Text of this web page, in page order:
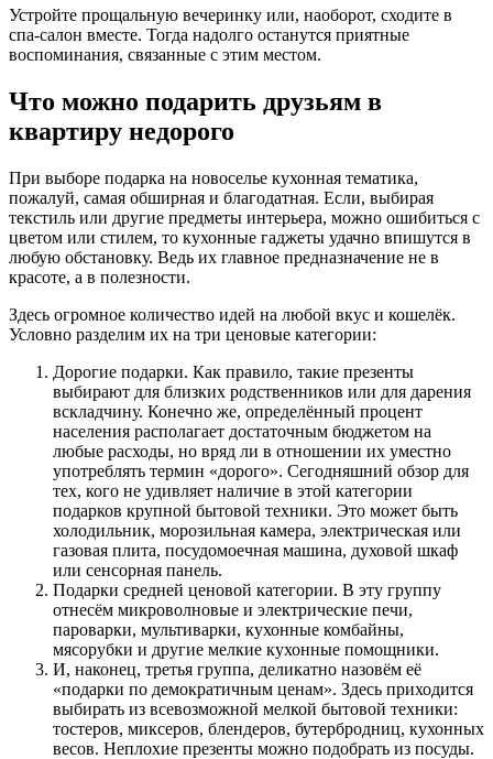
Устройте прощальную вечеринку или, наоборот, сходите в
спа-салон вместе. Тогда надолго останутся приятные
воспоминания, связанные с этим местом.
Что можно подарить друзьям в
квартиру недорого
При выборе подарка на новоселье кухонная тематика,
пожалуй, самая обширная и благодатная. Если, выбирая
текстиль или другие предметы интерьера, можно ошибиться с
цветом или стилем, то кухонные гаджеты удачно впишутся в
любую обстановку. Ведь их главное предназначение не в
красоте, а в полезности.
Здесь огромное количество идей на любой вкус и кошелёк.
Условно разделим их на три ценовые категории:
Дорогие подарки. Как правило, такие презенты
выбирают для близких родственников или для дарения
вскладчину. Конечно же, определённый процент
населения располагает достаточным бюджетом на
любые расходы, но вряд ли в отношении их уместно
употреблять термин «дорого». Сегодняшний обзор для
тех, кого не удивляет наличие в этой категории
подарков крупной бытовой техники. Это может быть
холодильник, морозильная камера, электрическая или
газовая плита, посудомоечная машина, духовой шкаф
или сенсорная панель.
Подарки средней ценовой категории. В эту группу
отнесём микроволновые и электрические печи,
пароварки, мультиварки, кухонные комбайны,
мясорубки и другие мелкие кухонные помощники.
И, наконец, третья группа, деликатно назовём её
«подарки по демократичным ценам». Здесь приходится
выбирать из всевозможной мелкой бытовой техники:
тостеров, миксеров, блендеров, бутербродниц, кухонных
весов. Неплохие презенты можно подобрать из посуды.